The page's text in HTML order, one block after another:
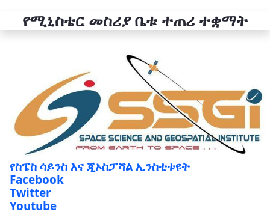
የሚኒስቴር መስሪያ ቤቱ ተጠሪ ተቋማት
የስፔስ ሳይንስ እና ጂኦስፓሻል ኢንስቲቱዩት
Facebook
Twitter
Youtube